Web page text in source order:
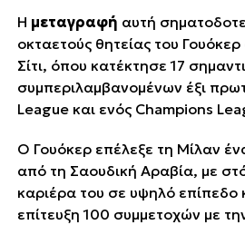
Η μεταγραφή αυτή
οκταετούς θητείας του
Σίτι, όπου κατέκτησε 17
συμπεριλαμβανομένων έξι
League και ενός Champions
Ο Γουόκερ επέλεξε τη Μίλαν
από τη Σαουδική Αραβία, με
καριέρα του σε υψηλό επίπεδο
επίτευξη 100 συμμετοχών με